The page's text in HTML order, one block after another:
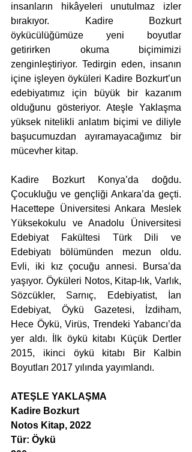
insanların hikâyeleri unutulmaz izler
bırakıyor. Kadire Bozkurt
öykücülüğümüze yeni boyutlar
getirirken okuma biçimimizi
zenginleştiriyor. Tedirgin eden, insanın
içine işleyen öyküleri Kadire Bozkurt’un
edebiyatımız için büyük bir kazanım
olduğunu gösteriyor. Ateşle Yaklaşma
yüksek nitelikli anlatım biçimi ve diliyle
başucumuzdan ayıramayacağımız bir
mücevher kitap.
Kadire Bozkurt Konya’da doğdu.
Çocukluğu ve gençliği Ankara’da geçti.
Hacettepe Üniver­sitesi Ankara Meslek
Yüksekokulu ve Anadolu Üniversitesi
Edebiyat Fakültesi Türk Dili ve
Edebiyatı bölümünden mezun oldu.
Evli, iki kız çocuğu annesi. Bursa’da
yaşıyor. Öyküleri Notos, Kitap-lık, Varlık,
Sözcükler, Sarnıç, Edebiyatist, İan
Edebiyat, Öykü Gazetesi, İzdiham,
Hece Öykü, Virüs, Trendeki Yabancı’da
yer aldı. İlk öykü kitabı Küçük Dertler
2015, ikinci öykü kitabı Bir Kalbin
Boyutları 2017 yılında yayımlandı.
ATEŞLE YAKLAŞMA
Kadire Bozkurt
Notos Kitap, 2022
Tür: Öykü